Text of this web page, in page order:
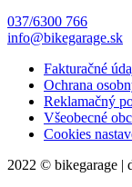
037/6300 766
info@bikegarage.sk
Fakturačné
Ochrana
Reklamačný
Všeobecné
Cookies
2022 © bikegarage |